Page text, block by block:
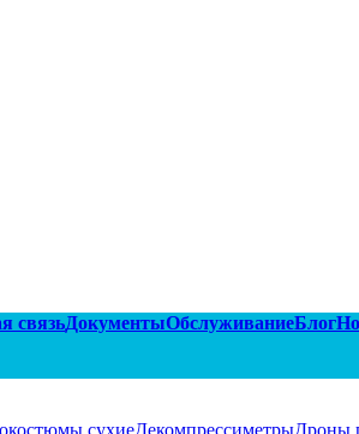
связьДокументыОбслуживаниеБлог
сухиеДекомпрессиметрыДроны